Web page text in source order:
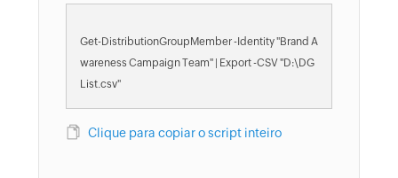
Get-DistributionGroupMember -Identity "Brand A
wareness Campaign Team" | Export -CSV "D:\DG
List.csv"
Clique para copiar o script inteiro